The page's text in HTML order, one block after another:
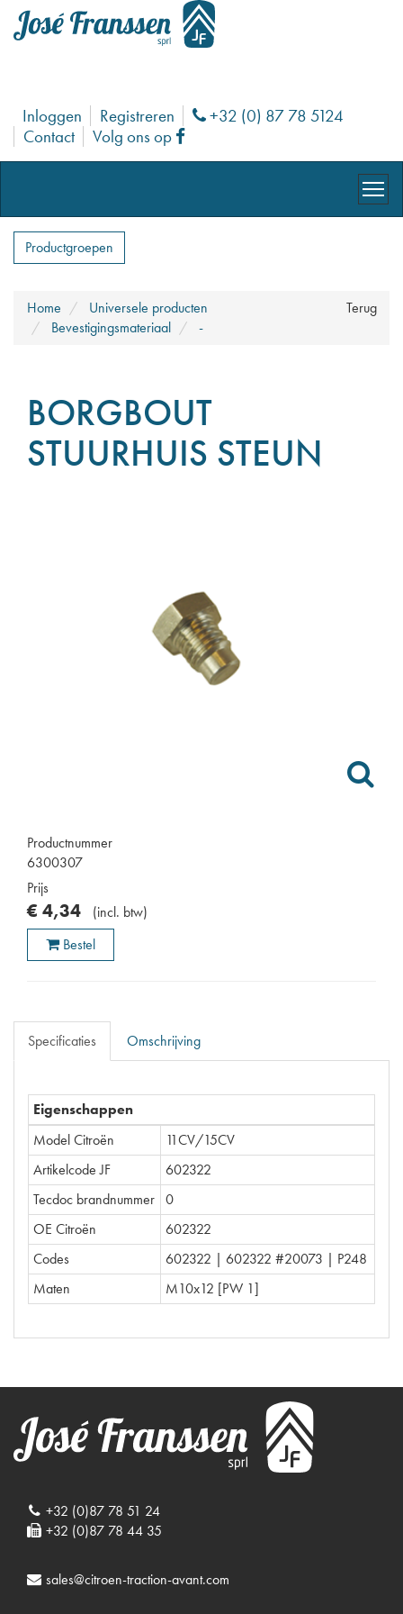
Inloggen Registreren Phone
+32 (0) 87 78 5124
Contact
Volg ons op Facebook
Productgroepen
Terug
Home
Universele producten
Bevestigingsmateriaal
-
BORGBOUT
STUURHUIS STEUN
Productnummer
6300307
Prijs
€ 4,34 (incl. btw)
Bestel
Specificaties Omschrijving
Eigenschappen
Model Citroën
11CV/15CV
Artikelcode JF
602322
Tecdoc brandnummer 0
OE Citroën
602322
Codes
602322 | 602322 #20073 | P248
Maten
M10x12 [PW 1]
+32 (0)87 78 51 24
+32 (0)87 78 44 35
sales@citroen-traction-avant.com